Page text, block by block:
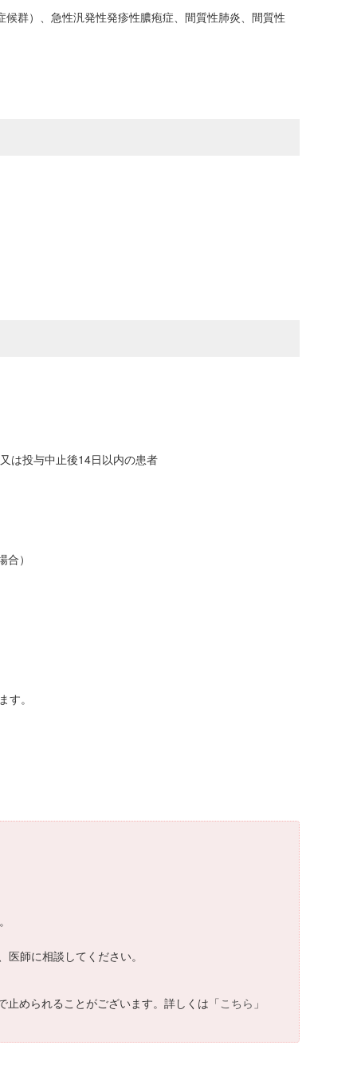
群）、急性汎発性発疹性膿疱症、間質性肺炎、間質性
は投与中止後14日以内の患者
）
。
師に相談してください。
められることがございます。詳しくは「こちら 」